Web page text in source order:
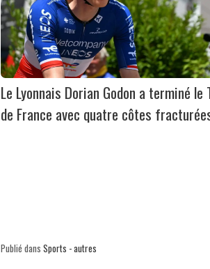
Le Lyonnais Dorian Godon a terminé le
de France avec quatre côtes
Publié dans Sports - autres